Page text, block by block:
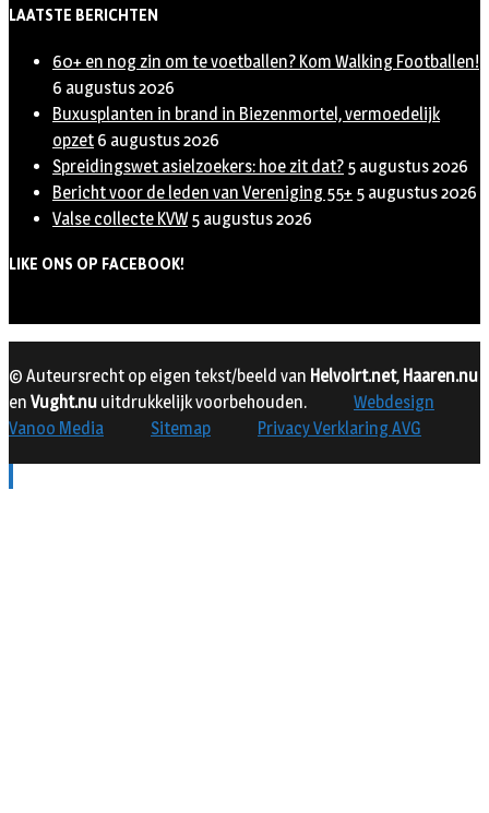
LAATSTE BERICHTEN
60+ en nog zin om te voetballen? Kom Walking Footballen!
6 augustus 2026
Buxusplanten in brand in Biezenmortel, vermoedelijk
opzet 6 augustus 2026
Spreidingswet asielzoekers: hoe zit dat? 5 augustus 2026
Bericht voor de leden van Vereniging 55+ 5 augustus 2026
Valse collecte KVW 5 augustus 2026
LIKE ONS OP FACEBOOK!
© Auteursrecht op eigen tekst/beeld van Helvoirt.net, Haaren.nu
en Vught.nu uitdrukkelijk voorbehouden.
Webdesign
Vanoo Media
Sitemap Privacy Verklaring AVG